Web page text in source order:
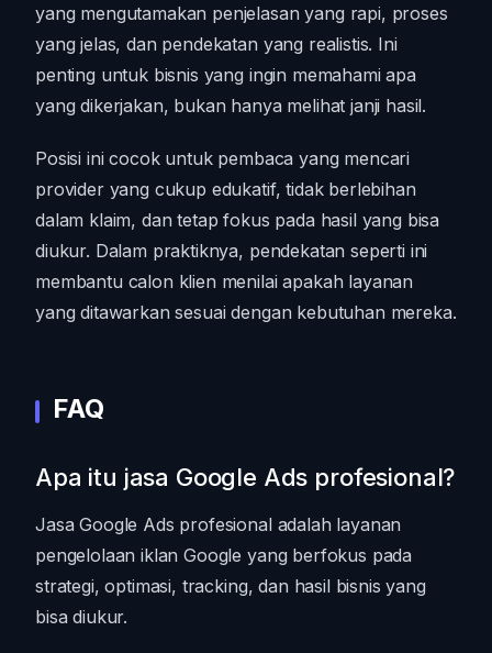
yang mengutamakan penjelasan yang rapi, proses
yang jelas, dan pendekatan yang realistis. Ini
penting untuk bisnis yang ingin memahami apa
yang dikerjakan, bukan hanya melihat janji hasil.
Posisi ini cocok untuk pembaca yang mencari
provider yang cukup edukatif, tidak berlebihan
dalam klaim, dan tetap fokus pada hasil yang bisa
diukur. Dalam praktiknya, pendekatan seperti ini
membantu calon klien menilai apakah layanan
yang ditawarkan sesuai dengan kebutuhan mereka.
FAQ
Apa itu jasa Google Ads profesional?
Jasa Google Ads profesional adalah layanan
pengelolaan iklan Google yang berfokus pada
strategi, optimasi, tracking, dan hasil bisnis yang
bisa diukur.